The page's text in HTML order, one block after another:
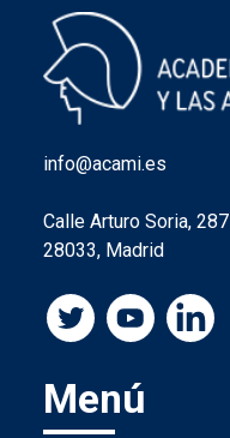
info@acami.es
Calle Arturo Soria, 287
28033, Madrid
Menú